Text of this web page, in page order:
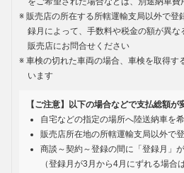
販売店の所在する所轄運輸支局以外で登
録月によって、手数料や税金の額が異
販売店にお問合せください
車検の切れた車両の場合、車検を取得す
います
【ご注意】以下の場合などで支払総額が
自宅などの指定の場所へ陸送納車を
販売店所在地の所轄運輸支局以外で
商談～契約～登録の間に「登録月」
（登録月が3月から4月にずれる場合